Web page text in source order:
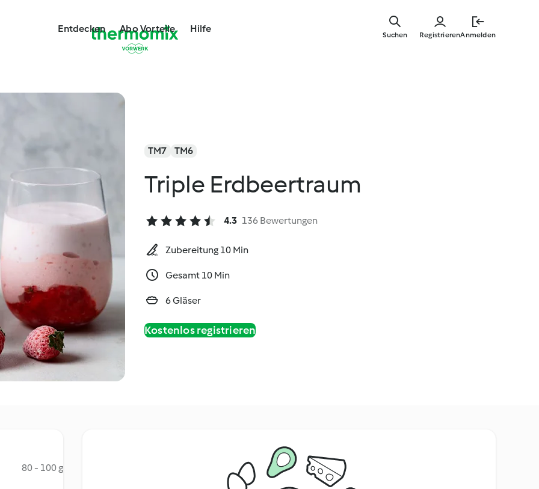
springen
Entdecken Abo Vorteile Hilfe
RegistrierenAnmelden
Suchen
TM7 TM6
Triple Erdbeertraum
4.3 136 Bewertungen
Zubereitung 10 Min
Gesamt 10 Min
6 Gläser
Kostenlos registrieren
80 - 100 g